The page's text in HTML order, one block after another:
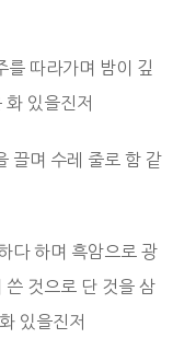
따라가며 밤이 깊
화 있을진저
끌며 수레 줄로 함 같
다 하며 흑암으로 광
쓴 것으로 단 것을 삼
있을진저